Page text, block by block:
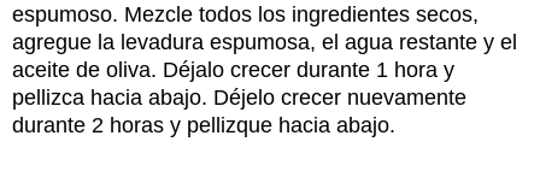
espumoso. Mezcle todos los ingredientes secos,
agregue la levadura espumosa, el agua restante y el
aceite de oliva. Déjalo crecer durante 1 hora y
pellizca hacia abajo. Déjelo crecer nuevamente
durante 2 horas y pellizque hacia abajo.